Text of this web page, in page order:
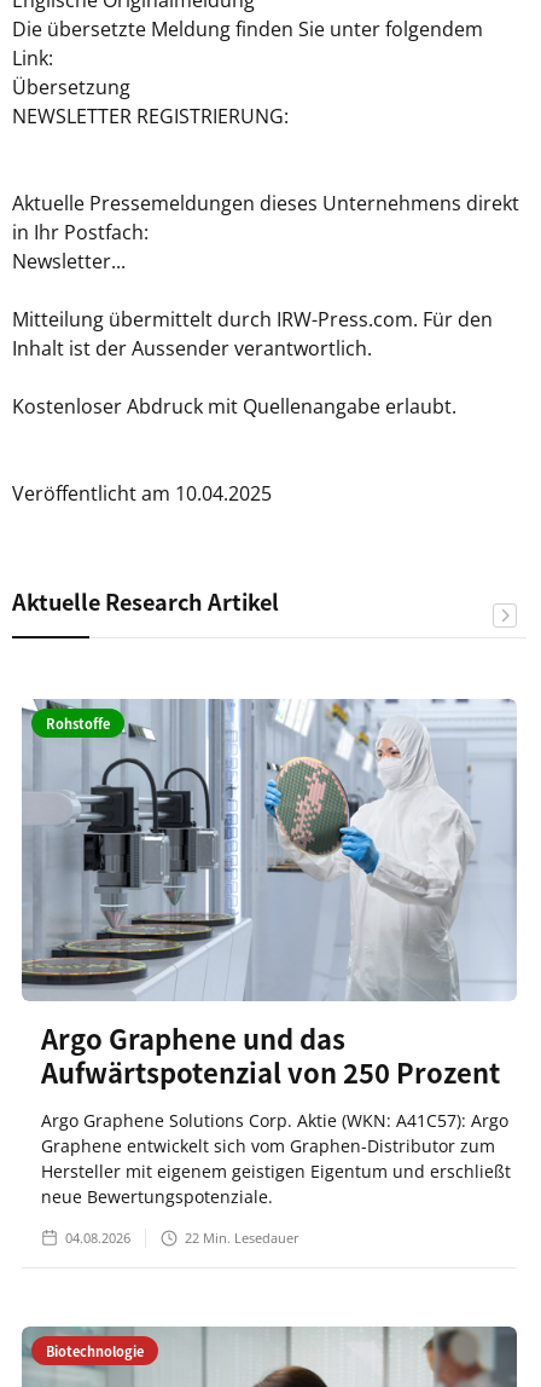
Die übersetzte Meldung finden Sie unter folgendem
Link:
Übersetzung
NEWSLETTER REGISTRIERUNG:
Aktuelle Pressemeldungen dieses Unternehmens direkt
in Ihr Postfach:
Newsletter...
Mitteilung übermittelt durch IRW-Press.com. Für den
Inhalt ist der Aussender verantwortlich.
Kostenloser Abdruck mit Quellenangabe erlaubt.
Veröffentlicht am 10.04.2025
Aktuelle Research Artikel
Rohstoffe
Argo Graphene und das
Aufwärtspotenzial von 250 Prozent
Argo Graphene Solutions Corp. Aktie (WKN: A41C57): Argo
Graphene entwickelt sich vom Graphen-Distributor zum
Hersteller mit eigenem geistigen Eigentum und erschließt
neue Bewertungspotenziale.
04.08.2026 22 Min. Lesedauer
Biotechnologie